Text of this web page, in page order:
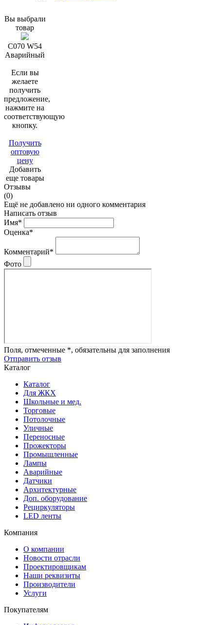
Вы выбрали
товар
C070 W54
Аварийный
Если вы
желаете
получить
предложение,
нажмите на
соответствующую
кнопку.
Получить
оптовую
цену
Добавить
еще товары
Отзывы
(0)
Ещё не добавлено ни одного комментария
Написать отзыв
Имя*
Оценка*
Комментарий*
Фото
Поля, отмеченные *, обязательны для заполнения
Отправить отзыв
Каталог
Каталог
Для ЖКХ
Школьные и мед.
Торговые
Потолочные
Уличные
Переносные
Прожекторы
Промышленные
Лампы
Аварийные
Датчики
Архитектурные
Доп. оборудование
Рециркуляторы
LED ленты
Компания
О компании
Новости отрасли
Проектировщикам
Наши реквизиты
Производители
Услуги
Покупателям